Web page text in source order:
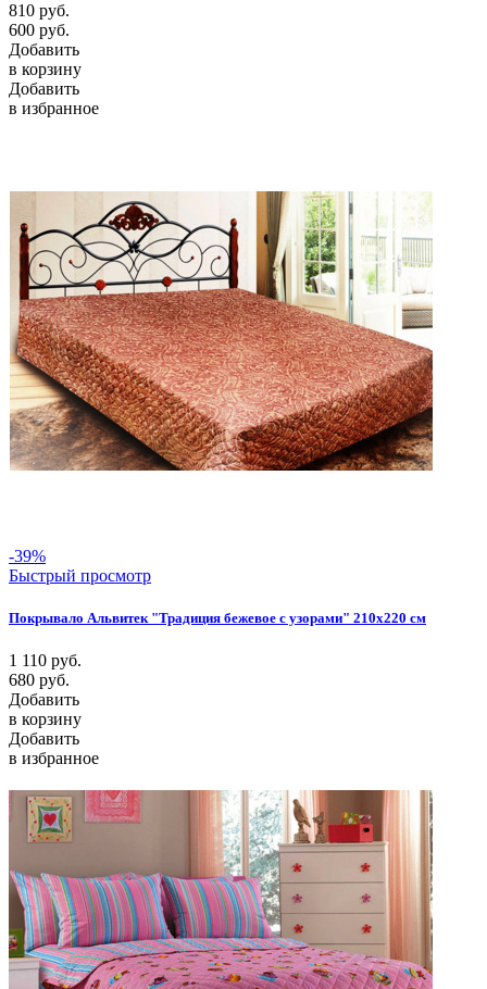
810 руб.
600 руб.
Добавить
в корзину
Добавить
в избранное
-39%
Быстрый просмотр
Покрывало Альвитек "Традиция бежевое с узорами" 210х220 см
1 110 руб.
680 руб.
Добавить
в корзину
Добавить
в избранное